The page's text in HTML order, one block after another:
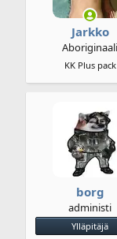
Jarkko
Aboriginaali
KK Plus pack
borg
administi
Ylläpitäjä